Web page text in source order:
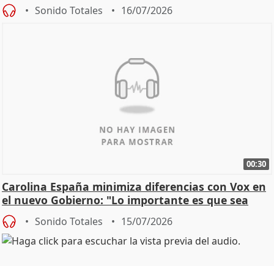
Sonido Totales 16/07/2026
00:30
Carolina España minimiza diferencias con Vox en
el nuevo Gobierno: "Lo importante es que sea
una leg
Sonido Totales 15/07/2026